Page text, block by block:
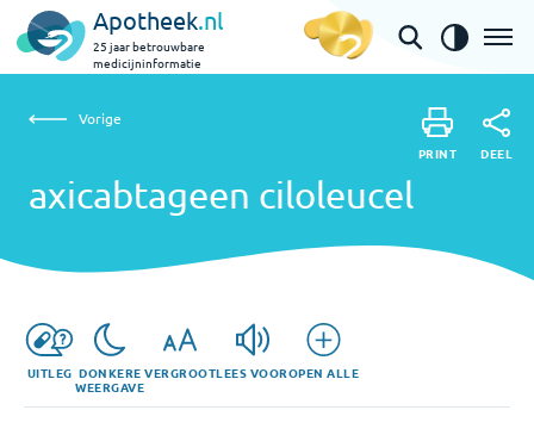
Apotheek.nl
25 jaar betrouwbare
medicijninformatie
axicabtageen ciloleucel
Vorige
axicabtageen ciloleucel
PRINT DEEL
UITLEG DONKERE
WEERGAVE
VERGROOTLEES VOOROPEN ALLE